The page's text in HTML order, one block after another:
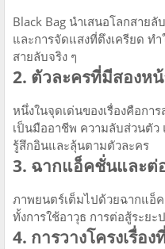
Black Bag นำเสนอโลกสาย
และการจัดแสงที่ตึงเครียด ท
สายลับจริง ๆ
2. ตัวละครที่มีสองห
หนึ่งในจุดเด่นของเรื่องคือกา
เป็นมืออาชีพ ความลับส่วนตัว
รู้สึกอินและลุ้นตามตัวละคร
3. ฉากแอ็คชั่นและต่
ภาพยนตร์เต็มไปด้วยฉากแอ็
ทั้งการใช้อาวุธ การต่อสู้ระย
4. การวางโครงเรื่อ